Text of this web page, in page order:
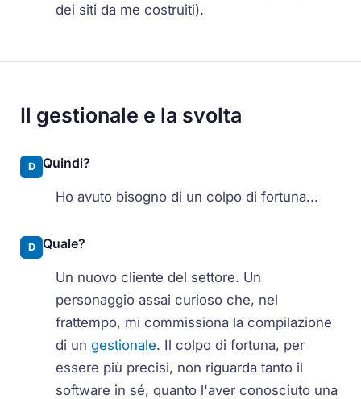
dei siti da me costruiti).
Il gestionale e la svolta
D Quindi?
Ho avuto bisogno di un colpo di fortuna...
D Quale?
Un nuovo cliente del settore. Un
personaggio assai curioso che, nel
frattempo, mi commissiona la compilazione
di ungestionale. Il colpo di fortuna, per
essere più precisi, non riguarda tanto il
software in sé, quanto l'aver conosciuto una